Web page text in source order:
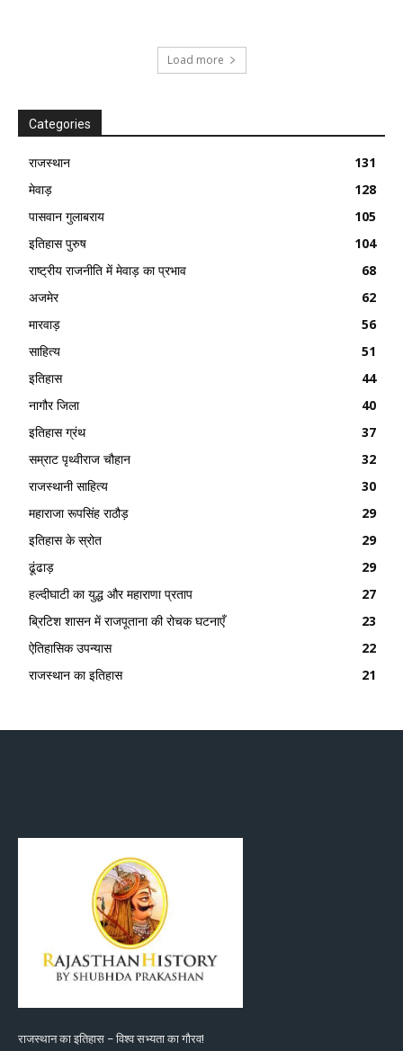
Load more
Categories
राजस्थान
131
मेवाड़
128
पासवान गुलाबराय
105
इतिहास पुरुष
104
राष्ट्रीय राजनीति में मेवाड़ का प्रभाव
68
अजमेर
62
मारवाड़
56
साहित्य
51
इतिहास
44
नागौर जिला
40
इतिहास ग्रंथ
37
सम्राट पृथ्वीराज चौहान
32
राजस्थानी साहित्य
30
महाराजा रूपसिंह राठौड़
29
इतिहास के स्रोत
29
ढूंढाड़
29
हल्दीघाटी का युद्ध और महाराणा प्रताप
27
ब्रिटिश शासन में राजपूताना की रोचक घटनाएँ
23
ऐतिहासिक उपन्यास
22
राजस्थान का इतिहास
21
राजस्थान का इतिहास – विश्व सभ्यता का गौरव!